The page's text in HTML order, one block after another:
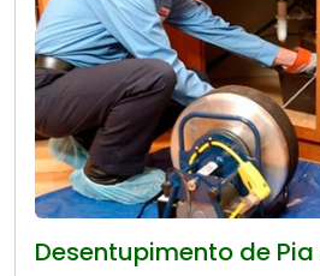
Desentupimento de